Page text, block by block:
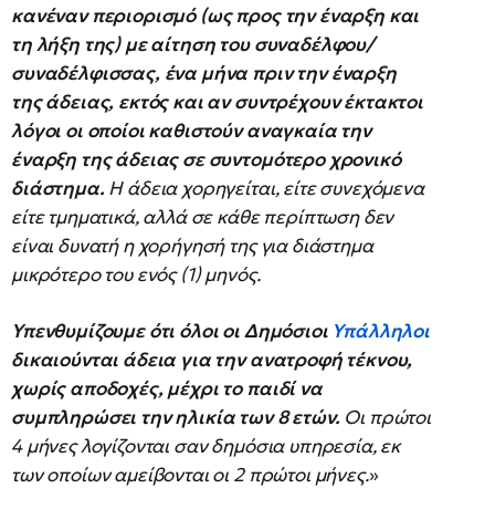
κανέναν περιορισμό (ως προς την έναρξη και
τη λήξη της) με αίτηση του συναδέλφου/
συναδέλφισσας, ένα μήνα πριν την έναρξη
της άδειας, εκτός και αν συντρέχουν έκτακτοι
λόγοι οι οποίοι καθιστούν αναγκαία την
έναρξη της άδειας σε συντομότερο χρονικό
διάστημα. Η άδεια χορηγείται, είτε συνεχόμενα
είτε τμηματικά, αλλά σε κάθε περίπτωση δεν
είναι δυνατή η χορήγησή της για διάστημα
μικρότερο του ενός (1) μηνός.
Υπενθυμίζουμε ότι όλοι οι Δημόσιοι Υπάλληλοι
δικαιούνται άδεια για την ανατροφή τέκνου,
χωρίς αποδοχές, μέχρι το παιδί να
συμπληρώσει την ηλικία των 8 ετών. Οι πρώτοι
4 μήνες λογίζονται σαν δημόσια υπηρεσία, εκ
των οποίων αμείβονται οι 2 πρώτοι μήνες.»